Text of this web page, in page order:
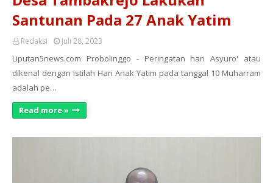
Santunan Pada 27 Anak Yatim
Redaksi Juli 28, 2023
Liputan5news.com Probolinggo - Peringatan hari Asyuro' atau
dikenal dengan istilah Hari Anak Yatim pada tanggal 10 Muharram
adalah pe…
Read more »